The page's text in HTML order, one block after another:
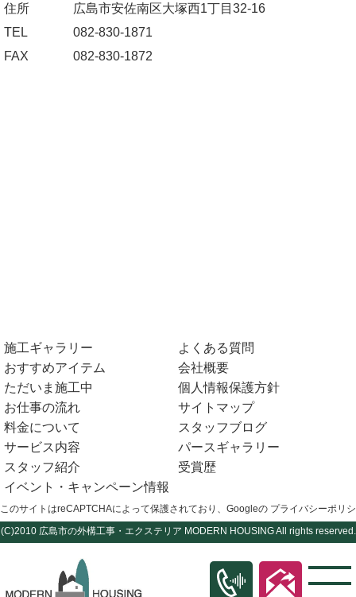
住所
広島市安佐南区大塚西1丁目32-16
TEL
082-830-1871
FAX
082-830-1872
施工ギャラリー
おすすめアイテム
ただいま施工中
お仕事の流れ
料金について
サービス内容
スタッフ紹介
イベント・キャンペーン情報
よくある質問
会社概要
個人情報保護方針
サイトマップ
スタッフブログ
パースギャラリー
受賞歴
このサイトはreCAPTCHAによって保護されており、Googleの プライバシーポリ
(C)2010 広島市の外構工事・エクステリア MODERN HOUSING All rights reserved.